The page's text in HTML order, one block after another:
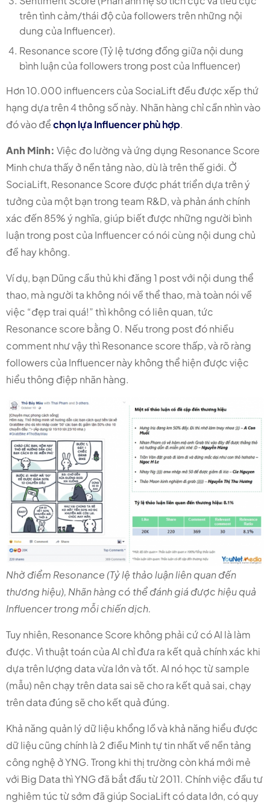
trên tình cảm/thái độ của followers trên những nội
dung của Influencer).
Resonance score (Tỷ lệ tương đồng giữa nội dung
bình luận của followers trong post của Influencer)
Hơn 10.000 influencers của SociaLift đều được xếp thứ
hạng dựa trên 4 thông số này. Nhãn hàng chỉ cần nhìn vào
đó vào đểchọn lựa Influencer phù hợp.
Anh Minh: Việc đo lường và ứng dụng Resonance Score
Minh chưa thấy ở nền tảng nào, dù là trên thế giới. Ở
SociaLift, Resonance Score được phát triển dựa trên ý
tưởng của một bạn trong team R&D, và phản ánh chính
xác đến 85% ý nghĩa, giúp biết được những người bình
luận trong post của Influencer có nói cùng nội dung chủ
đề hay không.
Ví dụ, bạn Dũng cầu thủ khi đăng 1 post với nội dung thể
thao, mà người ta không nói về thể thao, mà toàn nói về
việc “đẹp trai quá!” thì không có liên quan, tức
Resonance score bằng 0. Nếu trong post đó nhiều
comment như vậy thì Resonance score thấp, và rõ ràng
followers của Influencer này không thể hiện được việc
hiểu thông điệp nhãn hàng.
Nhờ điểm Resonance (Tỷ lệ thảo luận liên quan đến
thương hiệu), Nhãn hàng có thể đánh giá được hiệu quả
Influencer trong mỗi chiến dịch.
Tuy nhiên, Resonance Score không phải cứ có AI là làm
được. Vì thuật toán của AI chỉ đưa ra kết quả chính xác khi
dựa trên lượng data vừa lớn và tốt. AI nó học từ sample
(mẫu) nên chạy trên data sai sẽ cho ra kết quả sai, chạy
trên data đúng sẽ cho kết quả đúng.
Khả năng quản lý dữ liệu khổng lồ và khả năng hiểu được
dữ liệu cũng chính là 2 điều Minh tự tin nhất về nền tảng
công nghệ ở YNG. Trong khi thị trường còn khá mới mẻ
với Big Data thì YNG đã bắt đầu từ 2011. Chính việc đầu tư
nghiêm túc từ sớm đã giúp SociaLift có data lớn, có quy